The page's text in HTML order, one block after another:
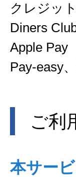
クレジッ
Diners
Apple
Pay-easy
ご利
本サー